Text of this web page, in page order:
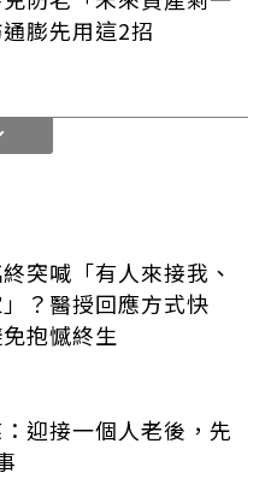
膨先用這2招
突喊「有人來接我、
？醫授回應方式快
抱憾終生
迎接一個人老後，先